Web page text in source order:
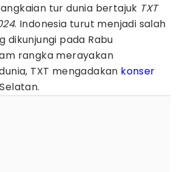
tur dunia bertajuk TXT
. Indonesia turut menjadi salah
dikunjungi pada Rabu
rangka merayakan
TXT mengadakan konser